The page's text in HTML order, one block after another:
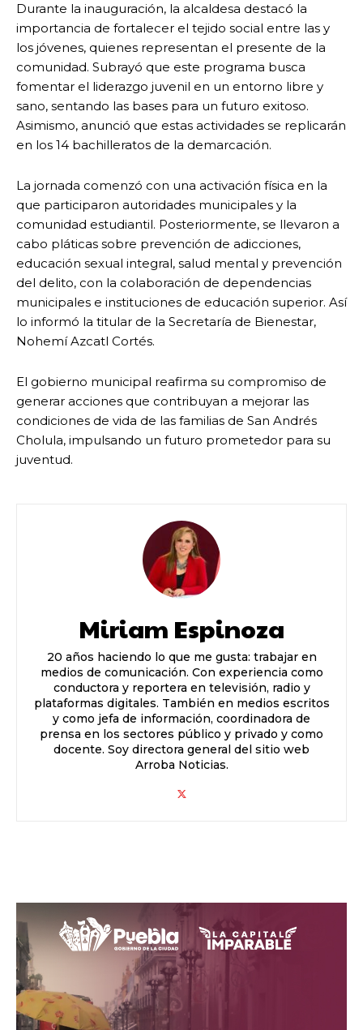
Durante la inauguración, la alcaldesa destacó la
importancia de fortalecer el tejido social entre las y
los jóvenes, quienes representan el presente de la
comunidad. Subrayó que este programa busca
fomentar el liderazgo juvenil en un entorno libre y
sano, sentando las bases para un futuro exitoso.
Asimismo, anunció que estas actividades se replicarán
en los 14 bachilleratos de la demarcación.
La jornada comenzó con una activación física en la
que participaron autoridades municipales y la
comunidad estudiantil. Posteriormente, se llevaron a
cabo pláticas sobre prevención de adicciones,
educación sexual integral, salud mental y prevención
del delito, con la colaboración de dependencias
municipales e instituciones de educación superior. Así
lo informó la titular de la Secretaría de Bienestar,
Nohemí Azcatl Cortés.
El gobierno municipal reafirma su compromiso de
generar acciones que contribuyan a mejorar las
condiciones de vida de las familias de San Andrés
Cholula, impulsando un futuro prometedor para su
juventud.
Miriam Espinoza
20 años haciendo lo que me gusta: trabajar en
medios de comunicación. Con experiencia como
conductora y reportera en televisión, radio y
plataformas digitales. También en medios escritos
y como jefa de información, coordinadora de
prensa en los sectores público y privado y como
docente. Soy directora general del sitio web
Arroba Noticias.